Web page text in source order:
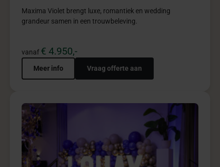
Maxima Violet brengt luxe, romantiek en wedding
grandeur samen in een trouwbeleving.
vanaf € 4.950,-
Meer info Vraag offerte aan